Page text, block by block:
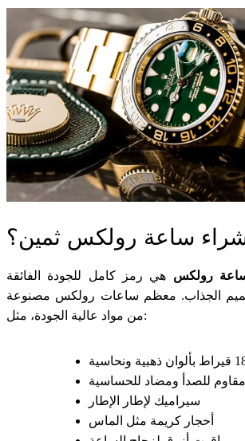
شراء ساعة رولكس ثمين؟
رولكس هي رمز كامل للجودة الفائقة
الجذاب. معظم ساعات رولكس مصنوعة
من مواد عالية الجودة، مثل:
للصدأ ومضاد للحساسية
سيراميك لإطار الإطار
أحجار كريمة مثل الماس